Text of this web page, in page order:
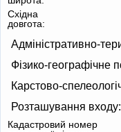
Східна
довгота:
Адміністративно-
Фізико-географічне
Карстово-
Розташування входу:
Кадастровий номер